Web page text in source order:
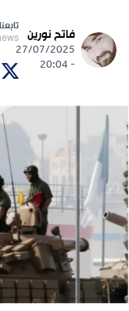
فاتح نورين
27/07/2025
- 20:04